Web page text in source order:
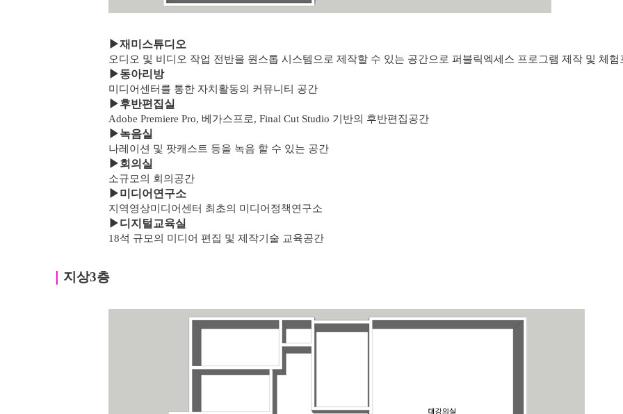
▶재미스튜디오
오디오 및 비디오 작업 전반을 원스톱 시스템으로 제작할 수 있는 공간으로 퍼블릭엑세스 프로그램 제작 및 체험
▶동아리방
미디어센터를 통한 자치활동의 커뮤니티 공간
▶후반편집실
Adobe Premiere Pro, 베가스프로, Final Cut Studio 기반의 후반편집공간
▶녹음실
나레이션 및 팟캐스트 등을 녹음 할 수 있는 공간
▶회의실
소규모의 회의공간
▶미디어연구소
지역영상미디어센터 최초의 미디어정책연구소
▶디지털교육실
18석 규모의 미디어 편집 및 제작기술 교육공간
지상3층